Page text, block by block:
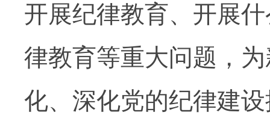
开展纪律教育、开展
律教育等重大问题，
化、深化党的纪律建